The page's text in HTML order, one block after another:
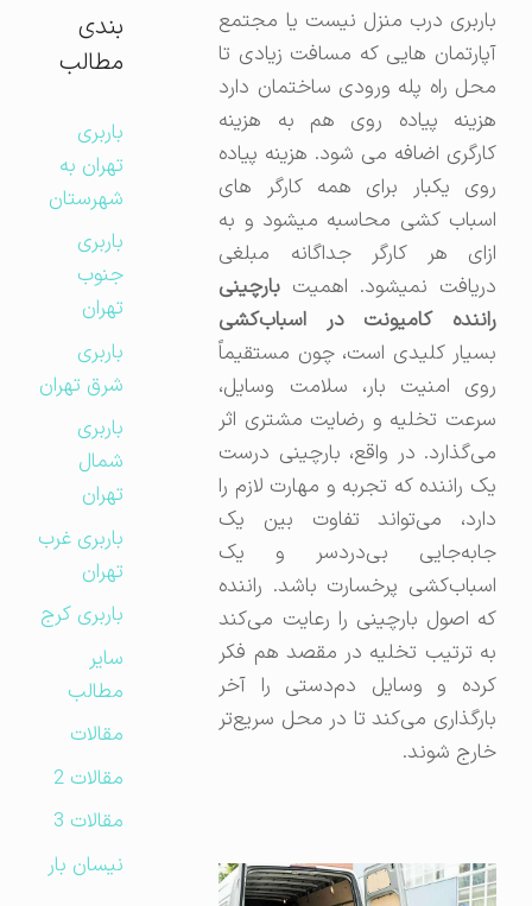
باربری درب منزل نیست یا مجتمع
آپارتمان هایی که مسافت زیادی تا
محل راه پله ورودی ساختمان دارد
هزینه پیاده روی هم به هزینه
کارگری اضافه می شود. هزینه پیاده
روی یکبار برای همه کارگر های
اسباب کشی محاسبه میشود و به
ازای هر کارگر جداگانه مبلغی
دریافت نمیشود. اهمیتبارچینی
راننده کامیونت در اسباب‌کشی
بسیار کلیدی است، چون مستقیماً
روی امنیت بار، سلامت وسایل،
سرعت تخلیه و رضایت مشتری اثر
می‌گذارد. در واقع، بارچینی درست
یک راننده که تجربه و مهارت لازم را
دارد، می‌تواند تفاوت بین یک
جابه‌جایی بی‌دردسر و یک
اسباب‌کشی پرخسارت باشد. راننده
که اصول بارچینی را رعایت می‌کند
به ترتیب تخلیه در مقصد هم فکر
کرده و وسایل دم‌دستی را آخر
بارگذاری می‌کند تا در محل سریع‌تر
خارج شوند.
بندی
مطالب
باربری
تهران به
شهرستان
باربری
جنوب
تهران
باربری
شرق تهران
باربری
شمال
تهران
باربری غرب
تهران
باربری کرج
مطالب
مقالات
مقالات 2
مقالات 3
نیسان بار